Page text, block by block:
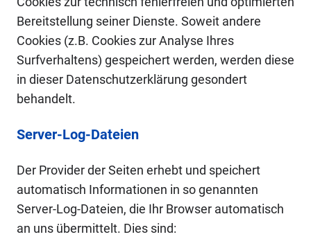
Bereitstellung seiner Dienste. Soweit andere
Cookies (z.B. Cookies zur Analyse Ihres
Surfverhaltens) gespeichert werden, werden diese
in dieser Datenschutzerklärung gesondert
behandelt.
Server-Log-Dateien
Der Provider der Seiten erhebt und speichert
automatisch Informationen in so genannten
Server-Log-Dateien, die Ihr Browser automatisch
an uns übermittelt. Dies sind: